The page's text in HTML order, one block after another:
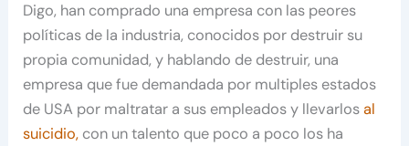
Digo, han comprado una empresa con las peores
políticas de la industria, conocidos por destruir su
propia comunidad, y hablando de destruir, una
empresa que fue demandada por multiples estados
de USA por maltratar a sus empleados y llevarlosal
suicidio, con un talento que poco a poco los ha